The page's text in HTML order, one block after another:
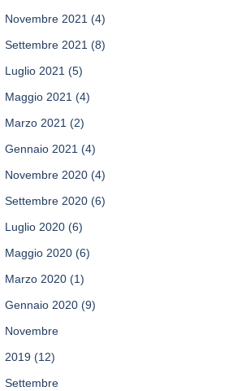
Novembre 2021 (4)
Settembre 2021 (8)
Luglio 2021 (5)
Maggio 2021 (4)
Marzo 2021 (2)
Gennaio 2021 (4)
Novembre 2020 (4)
Settembre 2020 (6)
Luglio 2020 (6)
Maggio 2020 (6)
Marzo 2020 (1)
Gennaio 2020 (9)
Novembre
2019 (12)
Settembre